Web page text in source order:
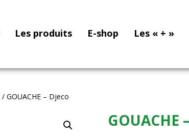
Les produits E-shop Les « + »
/ GOUACHE – Djeco
GOUACHE